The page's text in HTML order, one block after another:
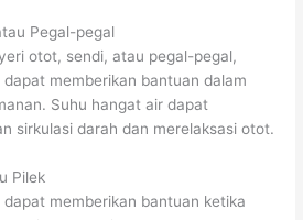
Pegal-pegal
otot, sendi, atau pegal-pegal,
memberikan bantuan dalam
Suhu hangat air dapat
sirkulasi darah dan merelaksasi otot.
Pilek
memberikan bantuan ketika